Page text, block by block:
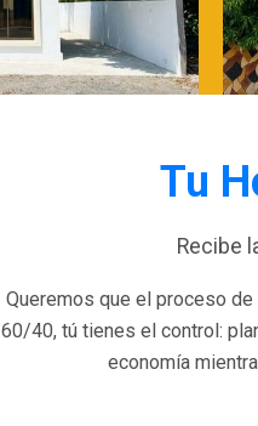
Tu
Recibe
Queremos que el proceso
60/40, tú tienes el control:
economía